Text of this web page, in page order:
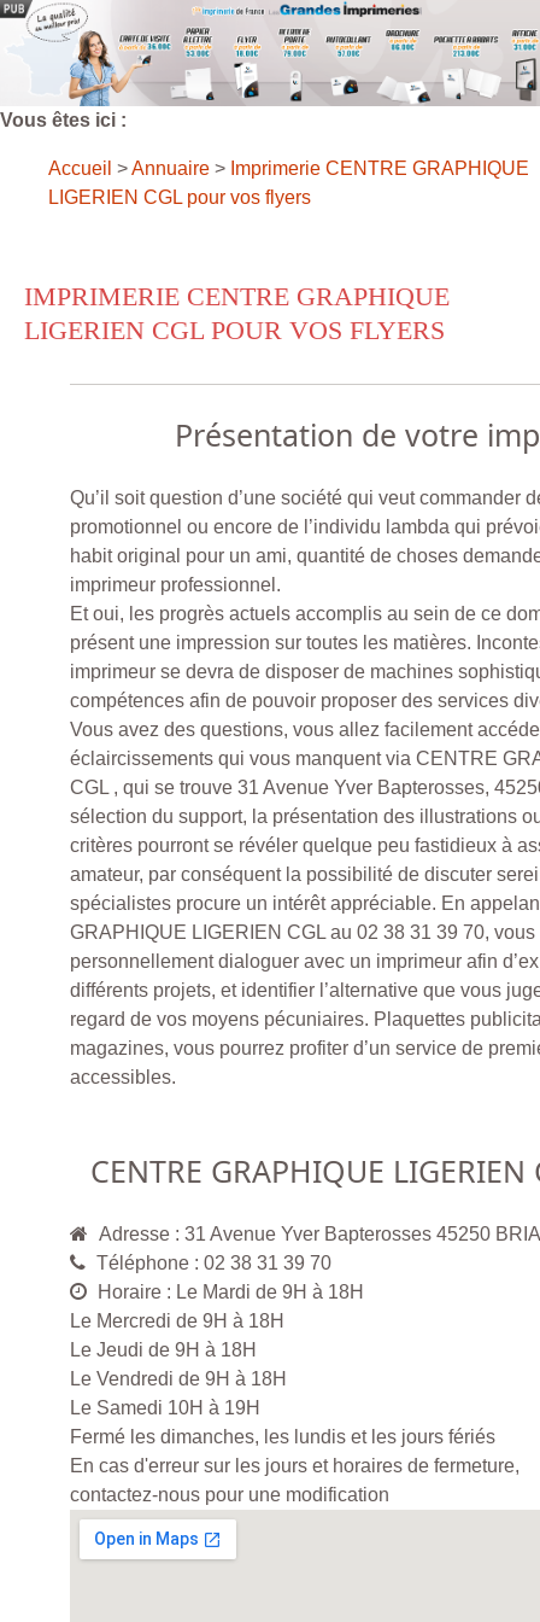
Vous êtes ici :
Accueil >Annuaire > Imprimerie CENTRE GRAPHIQUE
LIGERIEN CGL pour vos flyers
IMPRIMERIE CENTRE GRAPHIQUE
LIGERIEN CGL POUR VOS FLYERS
Présentation de votre
Qu’il soit question d’une société qui veut commander
promotionnel ou encore de l’individu lambda qui
habit original pour un ami, quantité de choses
imprimeur professionnel.
Et oui, les progrès actuels accomplis au sein de ce
présent une impression sur toutes les matières.
imprimeur se devra de disposer de machines
compétences afin de pouvoir proposer des services
Vous avez des questions, vous allez facilement
éclaircissements qui vous manquent via CENTRE
CGL , qui se trouve 31 Avenue Yver Bapterosses,
sélection du support, la présentation des illustrations
critères pourront se révéler quelque peu fastidieux à
amateur, par conséquent la possibilité de discuter
spécialistes procure un intérêt appréciable. En
GRAPHIQUE LIGERIEN CGL au 02 38 31 39 70,
personnellement dialoguer avec un imprimeur afin
différents projets, et identifier l’alternative que vous
regard de vos moyens pécuniaires. Plaquettes
magazines, vous pourrez profiter d’un service de
accessibles.
CENTRE GRAPHIQUE LIGERIEN
Adresse : 31 Avenue Yver Bapterosses 45250
Téléphone : 02 38 31 39 70
Horaire : Le Mardi de 9H à 18H
Le Mercredi de 9H à 18H
Le Jeudi de 9H à 18H
Le Vendredi de 9H à 18H
Le Samedi 10H à 19H
Fermé les dimanches, les lundis et les jours fériés
En cas d'erreur sur les jours et horaires de fermeture,
contactez-nous pour une modification